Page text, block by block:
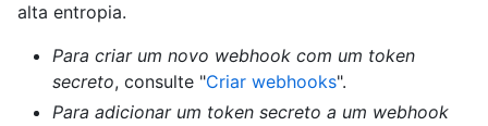
alta entropia.
Para criar um novo webhook com um token
secreto, consulte "Criar webhooks".
Para adicionar um token secreto a um webhook